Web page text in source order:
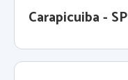
Carapicuiba - SP